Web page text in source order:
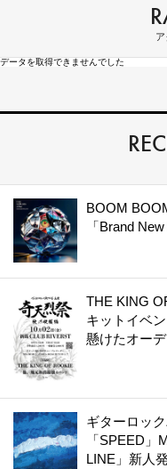
データを取得できませんでした
BOOM
「Brand
THE KING
キットイベ
懸けたオー
ギターロッ
「SPEED
LINE」新人